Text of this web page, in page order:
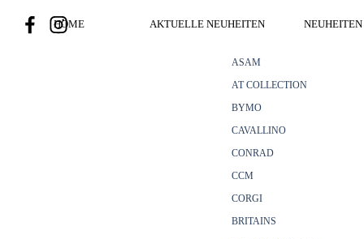
HOME AKTUELLE NEUHEITEN
ASAM
AT COLLECTION
BYMO
CAVALLINO
CONRAD
CCM
CORGI
BRITAINS